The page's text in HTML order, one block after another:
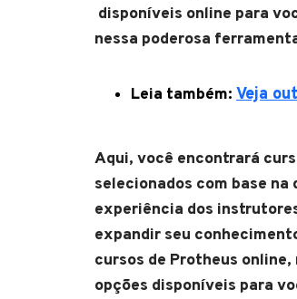
disponíveis online para
nessa poderosa
Leia também: Veja
Aqui, você encontrará
selecionados com base
experiência dos
expandir seu
cursos de Protheus
opções disponíveis para